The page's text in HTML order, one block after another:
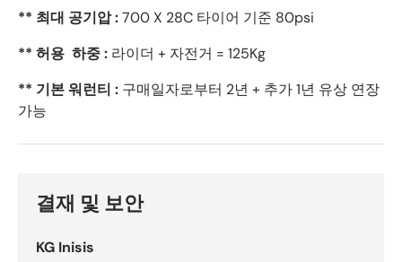
** 최대 공기압 :700 X 28C 타이어 기준 80psi
** 허용 하중 : 라이더 + 자전거 = 125Kg
** 기본 워런티 : 구매일자로부터 2년 + 추가 1년 유상 연장
가능
결재 및 보안
KG Inisis